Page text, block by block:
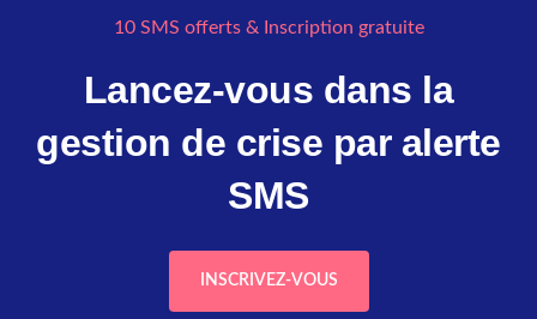
10 SMS offerts & Inscription gratuite
Lancez-vous dans la
gestion de crise par alerte
SMS
INSCRIVEZ-VOUS